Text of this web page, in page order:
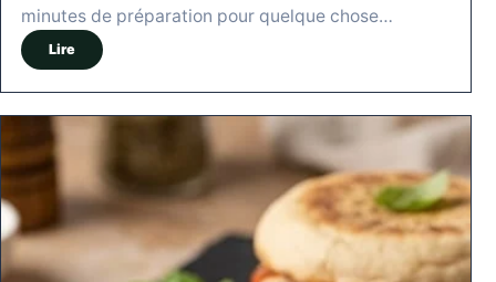
minutes de préparation pour quelque chose…
Lire